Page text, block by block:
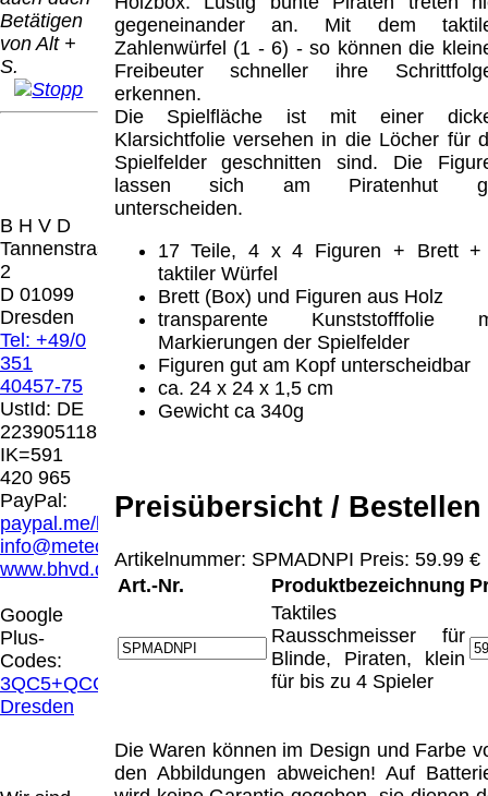
Betätigen
von Alt +
S.
B H V D
Tannenstrasse
2
D 01099
Dresden
Tel: +49/0
351
40457-75
UstId: DE
223905118
IK=591
420 965
PayPal:
paypal.me/blindenhilfsmittel
info@meteor.vision
www.bhvd.de
Google
Plus-
Codes:
3QC5+QCG
Dresden
gegeneinander an. Mit dem
Zahlenwürfel (1 - 6) - so können die
Freibeuter schneller ihre
erkennen.
Die Spielfläche ist mit einer
Klarsichtfolie versehen in die Löcher für
Spielfelder geschnitten sind. Die
lassen sich am Piratenhut
unterscheiden.
17 Teile, 4 x 4 Figuren + Brett
taktiler Würfel
Brett (Box) und Figuren aus Holz
transparente Kunststofffolie
Markierungen der Spielfelder
Figuren gut am Kopf unterscheidbar
ca. 24 x 24 x 1,5 cm
Gewicht ca 340g
Preisübersicht / Bestellen
Artikelnummer: SPMADNPI Preis: 59.99 €
Art.-Nr.
Produktbezeichnung
Taktiles
Rausschmeisser für
Blinde, Piraten, klein
für bis zu 4 Spieler
Die Waren können im Design und Farbe
den Abbildungen abweichen! Auf
Der Versand erfolgt
als versichertes
Paket.
Selbstabholung
vom Büro oder
von
Ausstellungen:
0.00 €
Versandart
erhalten Sie per
Email z.B. einen
und die
Rechnung /
Lieferschein. Sie
erhalten also
Die in diesem Dokument genannten
Warenzeichen sind Eigentum der jeweiligen
Firmen. Preisänderungen, Irrtümer und
technische Änderungen vorbehalten.
letzte Änderung: 21. Februar 2026 Blinden
Hilfsmittel Vertrieb Dresden,
Mit einem Urteil vom 12.05.1998 - 312 O
85/98 - Haftung für Links hat das Landgericht
Hamburg entschieden, dass man durch die
Anbringung eines Links, die Inhalte der
gelinkten Seite ggf. mit zu verantworten hat.
Dieses kann nur dadurch verhindert werden,
dass man sich ausdrücklich von diesen
Inhalten distanziert. Hiermit distanzieren wir
uns ausdrücklich von allen Inhalten, aller
gelinkten Seiten auf unserer Homepage und
machen uns diese Inhalte nicht zu eigen.
Diese Erklärung gilt für alle auf unserer
Homepage angebrachten Links.
Die Europäische Kommission stellt eine
Plattform zur Online-Streitbeilegung (OS)
bereit. Die Plattform finden Sie unter
2026
Wir